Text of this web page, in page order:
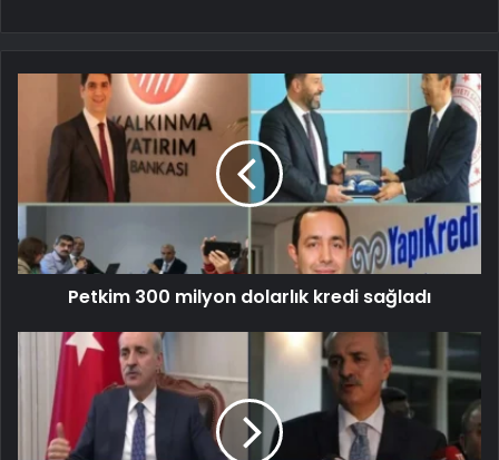
Petkim 300 milyon dolarlık kredi sağladı